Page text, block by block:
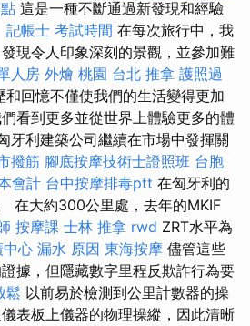
這是一種不斷通過新發現和經驗
記帳士 考試時間 在每次旅行中，我
現令人印象深刻的景觀，並參加難
人房 外燴 桃園 台北 推拿 護照過
和回憶不僅使我們的生活變得更加
看到更多並從世界上體驗更多的體
牙利建築公司繼續在市場中發揮關
撥筋 腳底按摩技術士證照班 台胞
會計 台中按摩排毒ptt 在匈牙利的
在大約300公里處，去年的MKIF
按摩課 士林 推拿 rwd ZRT水平為
中心 漏水 原因 東海按摩 儘管這些
據，但隱藏數字里程反欺詐行為要
鬆 以前易於檢測到公里計數器的操
表板上儀器的物理操縱，因此清晰